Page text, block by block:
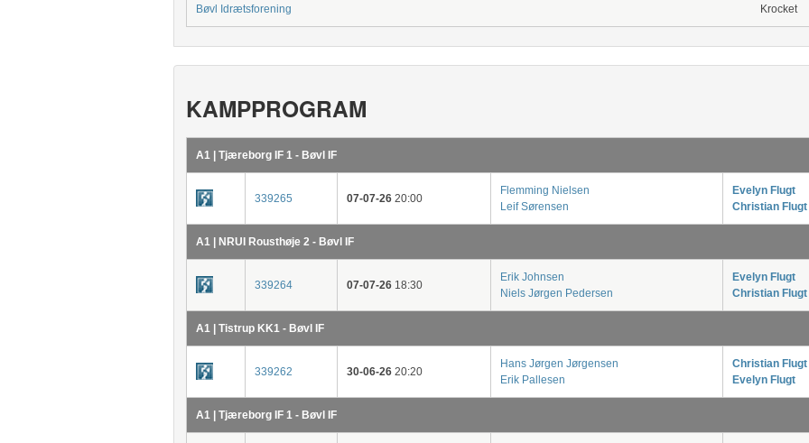
Bøvl Idrætsforening Krocket
KAMPPROGRAM
A1 | Tjæreborg IF 1 - Bøvl IF
339265 07-07-2620:00
Flemming Nielsen
Leif Sørensen
Evelyn Flugt
Christian Flugt
A1 | NRUI Rousthøje 2 - Bøvl IF
339264 07-07-2618:30
Erik Johnsen
Niels Jørgen Pedersen
Evelyn Flugt
Christian Flugt
A1 | Tistrup KK1 - Bøvl IF
339262 30-06-2620:20
Hans Jørgen Jørgensen
Erik Pallesen
Christian Flugt
Evelyn Flugt
A1 | Tjæreborg IF 1 - Bøvl IF